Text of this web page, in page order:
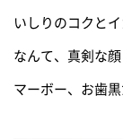
いしりのコクと
なんて、真剣な
マーボー、お歯黒